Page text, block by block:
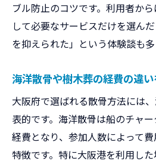
ブル防止のコツです。利用者か
して必要なサービスだけを選ん
を抑えられた」という体験談も多
海洋散骨や樹木葬の経費の違
大阪府で選ばれる散骨方法には
表的です。海洋散骨は船のチャ
経費となり、参加人数によって
特徴です。特に大阪港を利用し